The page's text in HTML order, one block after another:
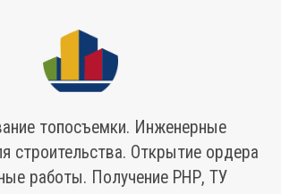
топосъемки. Инженерные
строительства. Открытие ордера
работы. Получение РНР, ТУ